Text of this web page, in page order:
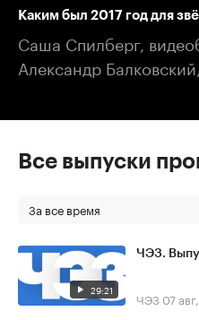
Каким был 2017 год для
Саша Спилберг,
Александр
Все выпуски
За все время
29:21
ЧЭЗ.
ЧЭЗ 07